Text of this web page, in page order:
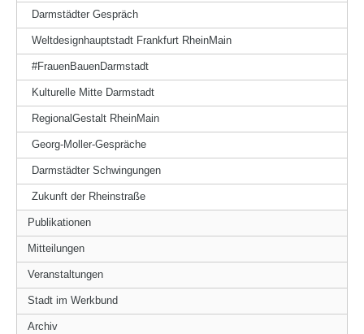
Darmstädter Gespräch
Weltdesignhauptstadt Frankfurt RheinMain
#FrauenBauenDarmstadt
Kulturelle Mitte Darmstadt
RegionalGestalt RheinMain
Georg-Moller-Gespräche
Darmstädter Schwingungen
Zukunft der Rheinstraße
Publikationen
Mitteilungen
Veranstaltungen
Stadt im Werkbund
Archiv